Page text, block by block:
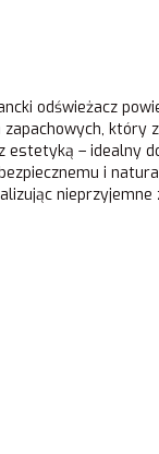
odświeżacz
który
estetyką – idealny
i
nieprzyjemne